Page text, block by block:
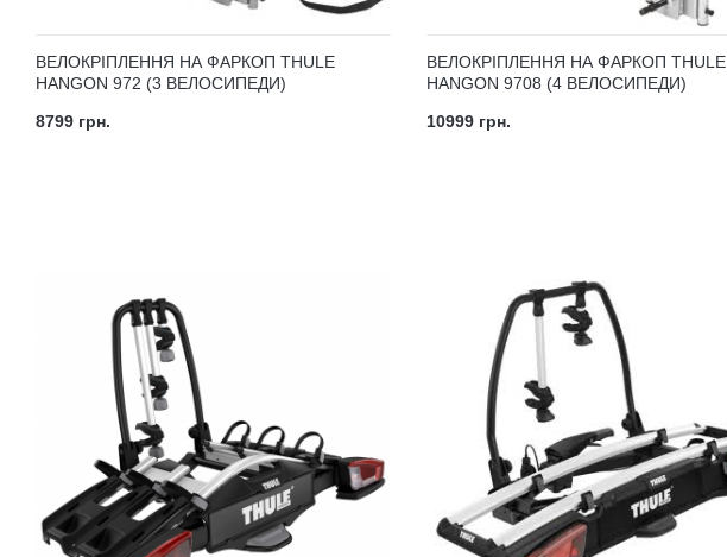
ВЕЛОКРІПЛЕННЯ НА ФАРКОП THULE
HANGON 972 (3 ВЕЛОСИПЕДИ)
8799 грн.
ВЕЛОКРІПЛЕННЯ НА ФАРКОП THULE
HANGON 9708 (4 ВЕЛОСИПЕДИ)
10999 грн.